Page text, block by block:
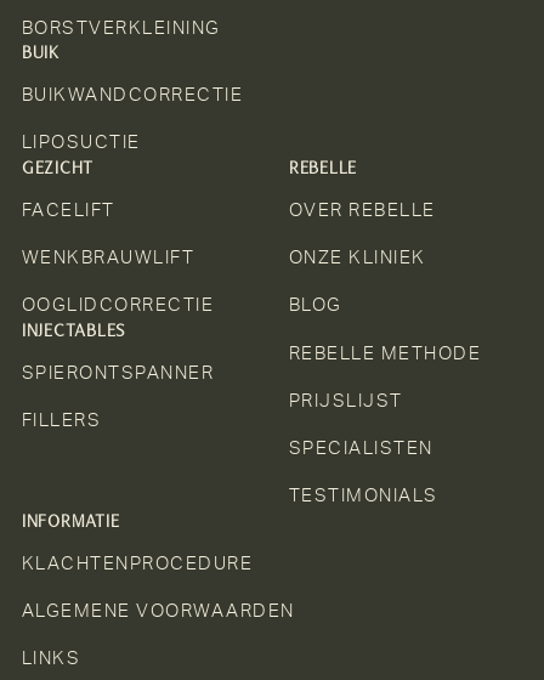
BORSTVERKLEINING
BUIK
BUIKWANDCORRECTIE
LIPOSUCTIE
GEZICHT
FACELIFT
WENKBRAUWLIFT
OOGLIDCORRECTIE
INJECTABLES
SPIERONTSPANNER
FILLERS
REBELLE
OVER REBELLE
ONZE KLINIEK
BLOG
REBELLE METHODE
PRIJSLIJST
SPECIALISTEN
TESTIMONIALS
INFORMATIE
KLACHTENPROCEDURE
ALGEMENE VOORWAARDEN
LINKS